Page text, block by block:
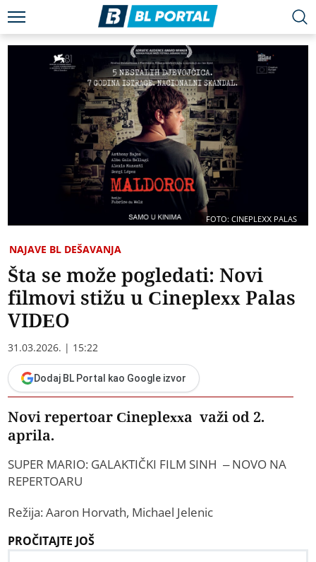
FOTO: CINEPLEXX PALAS
NAJAVE BL DEŠAVANJA
Šta se može pogledati: Novi
filmovi stižu u Cineplexx Palas
VIDEO
31.03.2026. | 15:22
Dodaj BL Portal kao Google izvor
Novi repertoar Cineplexxa važi od 2.
aprila.
SUPER MARIO: GALAKTIČKI FILM SINH – NOVO NA
REPERTOARU
Režija: Aaron Horvath, Michael Jelenic
PROČITAJTE JOŠ